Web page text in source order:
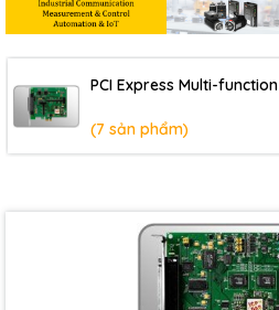
PCI Express Multi-function
(7 sản phẩm)